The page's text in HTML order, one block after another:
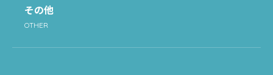
その他
OTHER